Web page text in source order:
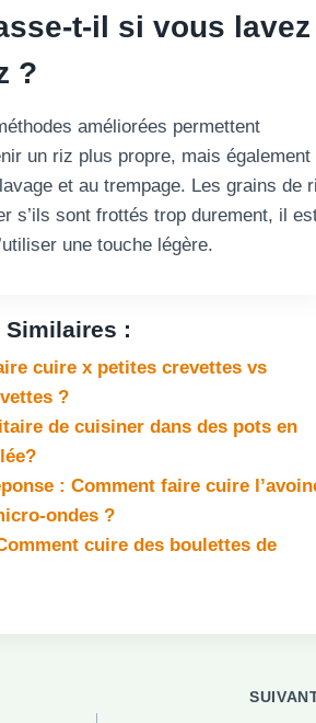
t-il si vous lavez
?
améliorées permettent
un riz plus propre, mais également
et au trempage. Les grains de
s’ils sont frottés trop durement, il
une touche légère.
:
cuire x petites crevettes vs
?
de cuisiner dans des pots en
: Comment faire cuire
ondes ?
cuire des boulettes de